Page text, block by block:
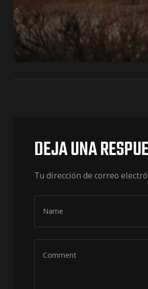
DEJA UNA
Tu dirección de correo
pista